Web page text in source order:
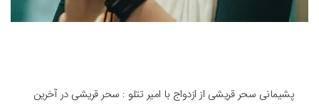
پشیمانی سحر قریشی از ازدواج با امیر تتلو : سحر قریشی در آخرین